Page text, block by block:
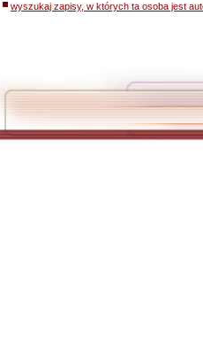
wyszukaj zapisy, w których ta osoba jest